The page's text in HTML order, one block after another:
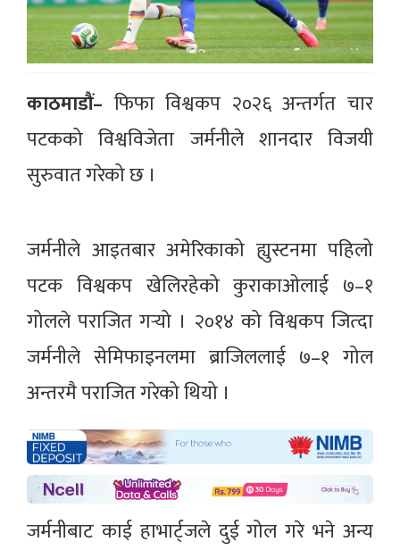
काठमाडौं– फिफा विश्वकप २०२६ अन्तर्गत चार
पटकको विश्वविजेता जर्मनीले शानदार विजयी
सुरुवात गरेको छ ।
जर्मनीले आइतबार अमेरिकाको ह्युस्टनमा पहिलो
पटक विश्वकप खेलिरहेको कुराकाओलाई ७–१
गोलले पराजित गर्‍यो । २०१४ को विश्वकप जित्दा
जर्मनीले सेमिफाइनलमा ब्राजिललाई ७–१ गोल
अन्तरमै पराजित गरेको थियो ।
जर्मनीबाट काई हाभार्ट्जले दुई गोल गरे भने अन्य